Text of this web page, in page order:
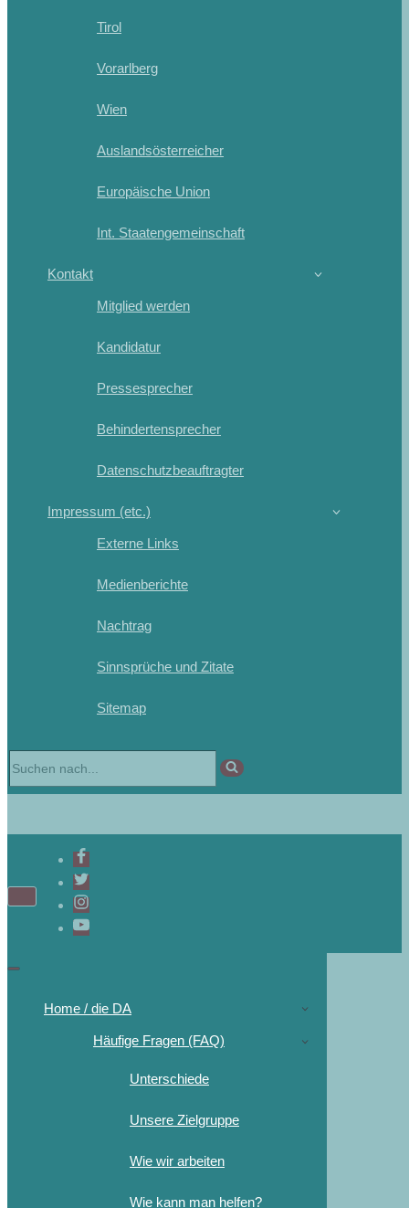
Tirol
Vorarlberg
Wien
Auslandsösterreicher
Europäische Union
Int. Staatengemeinschaft
Kontakt
Mitglied werden
Kandidatur
Pressesprecher
Behindertensprecher
Datenschutzbeauftragter
Impressum (etc.)
Externe Links
Medienberichte
Nachtrag
Sinnsprüche und Zitate
Sitemap
Home / die DA
Häufige Fragen (FAQ)
Unterschiede
Unsere Zielgruppe
Wie wir arbeiten
Wie kann man helfen?